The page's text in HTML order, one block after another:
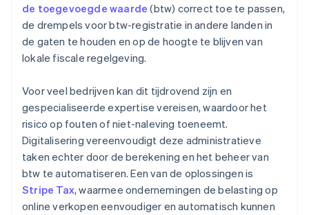
de toegevoegde waarde (btw) correct toe te passen,
de drempels voor btw-registratie in andere landen in
de gaten te houden en op de hoogte te blijven van
lokale fiscale regelgeving.
Voor veel bedrijven kan dit tijdrovend zijn en
gespecialiseerde expertise vereisen, waardoor het
risico op fouten of niet-naleving toeneemt.
Digitalisering vereenvoudigt deze administratieve
taken echter door de berekening en het beheer van
btw te automatiseren. Een van de oplossingen is
Stripe Tax, waarmee ondernemingen de belasting op
online verkopen eenvoudiger en automatisch kunnen